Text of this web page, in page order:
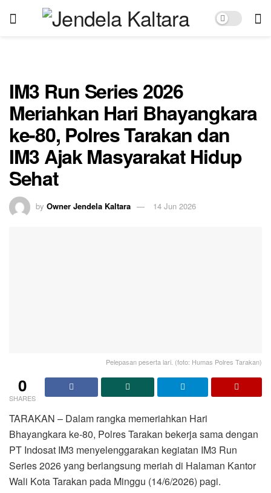
IM3 Run Series 2026
Meriahkan Hari Bhayangkara
ke-80, Polres Tarakan dan
IM3 Ajak Masyarakat Hidup
Sehat
by Owner Jendela Kaltara 14 Jun 2026
Pelepasan peserta lari. (foto: Humas Polres Tarakan)
0
SHARES
TARAKAN – Dalam rangka memeriahkan Hari
Bhayangkara ke-80, Polres Tarakan bekerja sama dengan
PT Indosat IM3 menyelenggarakan kegiatan IM3 Run
Series 2026 yang berlangsung meriah di Halaman Kantor
Wali Kota Tarakan pada Minggu (14/6/2026) pagi.